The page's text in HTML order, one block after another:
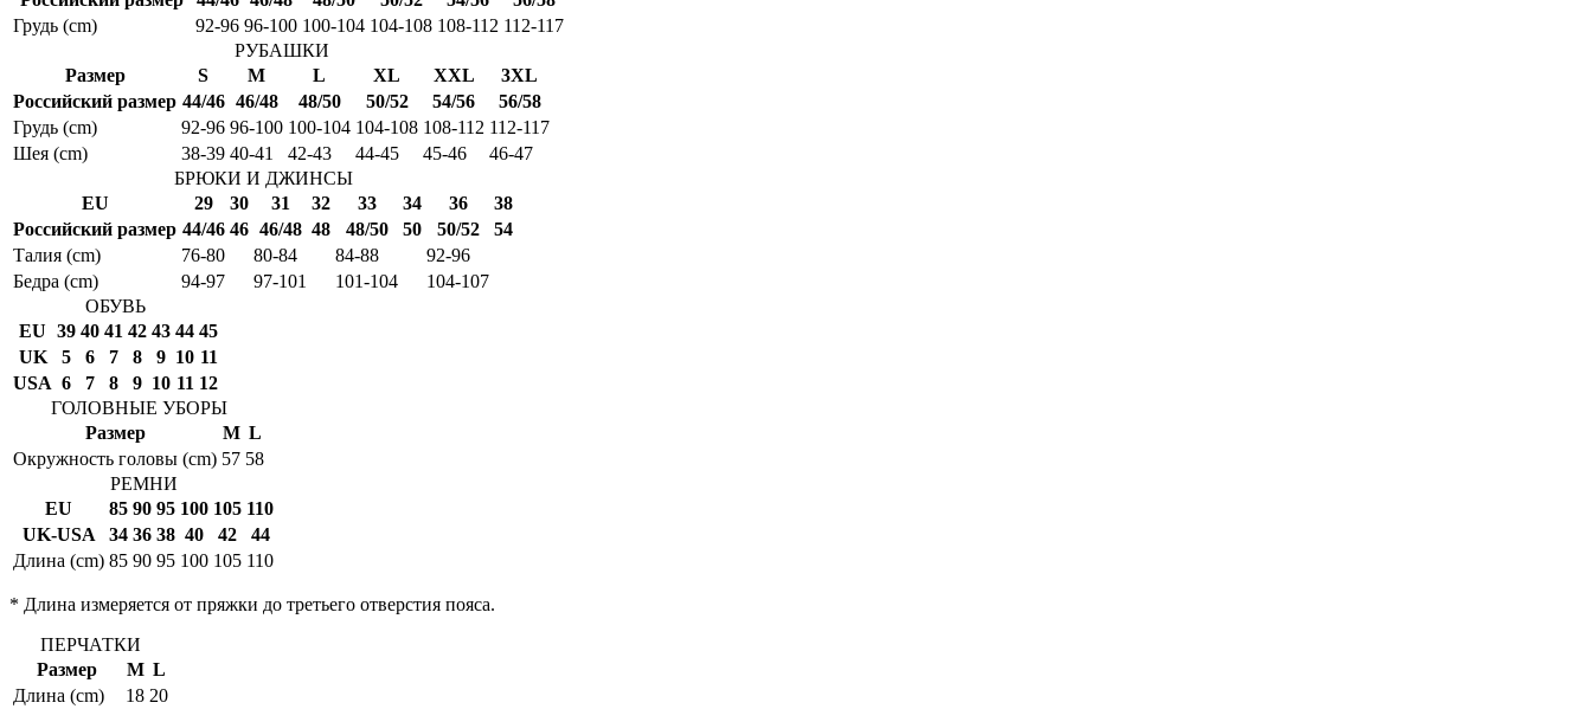
Грудь (cm)
92-96 96-100 100-104 104-108 108-112 112-117
РУБАШКИ
Размер
S M L XL XXL
3XL
Российский размер 44/46 46/48 48/50 50/52 54/56
56/58
Грудь (cm)
92-96 96-100 100-104 104-108 108-112 112-117
Шея (cm)
38-39 40-41 42-43 44-45 45-46
46-47
БРЮКИ И ДЖИНСЫ
EU
29 30 31 32 33 34 36
38
Российский размер 44/46 46 46/48 48 48/50 50 50/52
54
Талия (cm)
76-80 80-84 84-88
92-96
Бедра (cm)
94-97 97-101 101-104
104-107
ОБУВЬ
EU 39 40 41 42 43 44 45
UK
5 6 7 8 9 10 11
USA 6 7 8 9 10 11 12
ГОЛОВНЫЕ УБОРЫ
Размер
M L
Окружность головы (cm) 57 58
РЕМНИ
EU
85 90 95 100 105 110
UK-USA
34 36 38 40 42
44
Длина (cm) 85 90 95 100 105 110
* Длина измеряется от пряжки до третьего отверстия пояса.
ПЕРЧАТКИ
Размер
M L
Длина (cm)
18 20